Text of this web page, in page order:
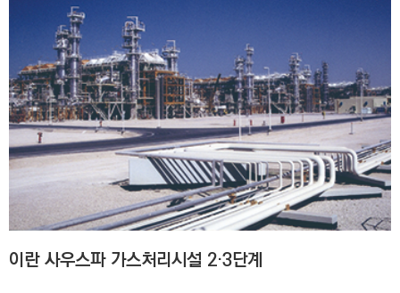
이란 사우스파 가스처리시설 2·3단계